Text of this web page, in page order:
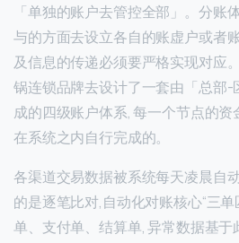
「单独的账户去管控全部」。分账
与的方面去设立各自的账虚户或者
及信息的传递必须要严格实现对应
锅连锁品牌去设计了一套由「总部
成的四级账户体系, 每一个节点的
在系统之内自行完成的。
各渠道交易数据被系统每天凌晨自
的是逐笔比对,自动化对账核心“三
单、支付单、结算单, 异常数据基